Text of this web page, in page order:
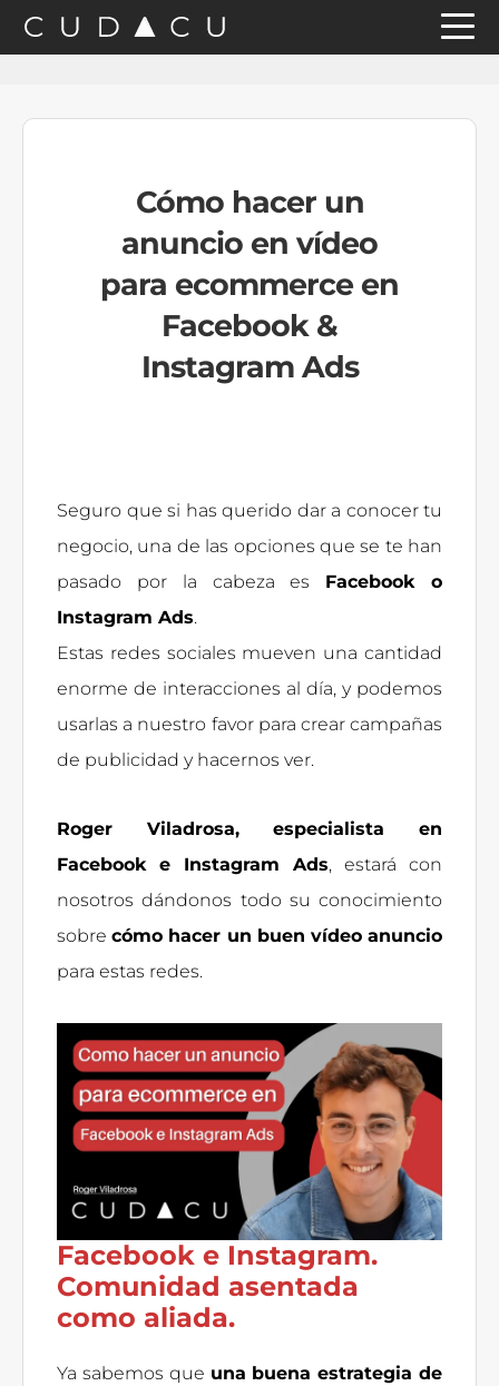
Saltar
a
Saltar
al
Saltar
a
Cómo hacer un
anuncio en vídeo
para ecommerce en
Facebook &
Instagram Ads
Seguro que si has querido dar a conocer tu
negocio, una de las opciones que se te han
pasado por la cabeza es Facebook o
Instagram Ads.
Estas redes sociales mueven una cantidad
enorme de interacciones al día, y podemos
usarlas a nuestro favor para crear campañas
de publicidad y hacernos ver.
Roger Viladrosa,
especialista en
Facebook e Instagram Ads, estará con
nosotros dándonos todo su conocimiento
sobrecómo hacer un buen vídeo anuncio
para estas redes.
Facebook e Instagram.
Comunidad asentada
como aliada.
Ya sabemos que una buena estrategia de